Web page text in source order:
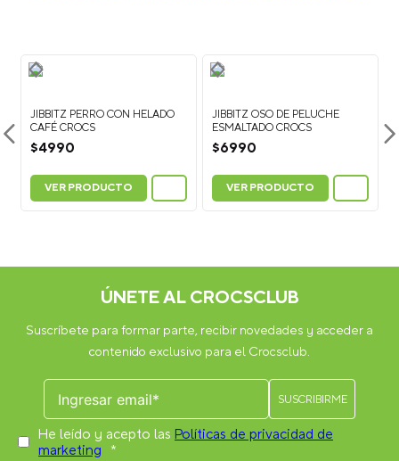
JIBBITZ PERRO CON HELADO
CAFÉ CROCS
$4990
VER PRODUCTO
JIBBITZ OSO DE PELUCHE
ESMALTADO CROCS
$6990
VER PRODUCTO
ÚNETE AL CROCSCLUB
Suscríbete para formar parte, recibir novedades y acceder a
contenido exclusivo para el Crocsclub.
He leído y acepto las Políticas de privacidad de
marketing *